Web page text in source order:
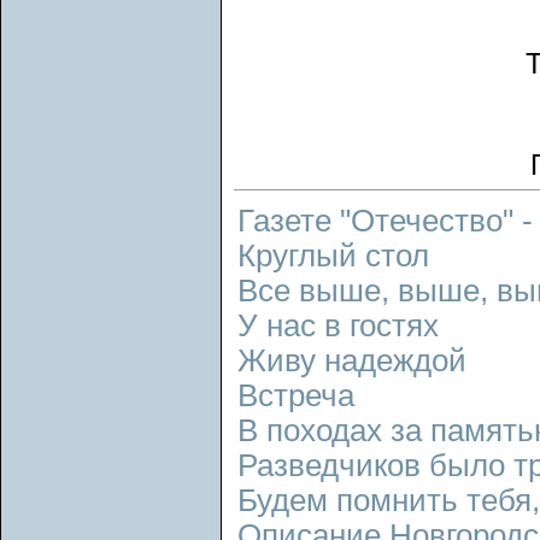
Газете "Отечество" -
Круглый стол
Все выше, выше,
У нас в гостях
Живу надеждой
Встреча
В походах за
Разведчиков было
Будем помнить